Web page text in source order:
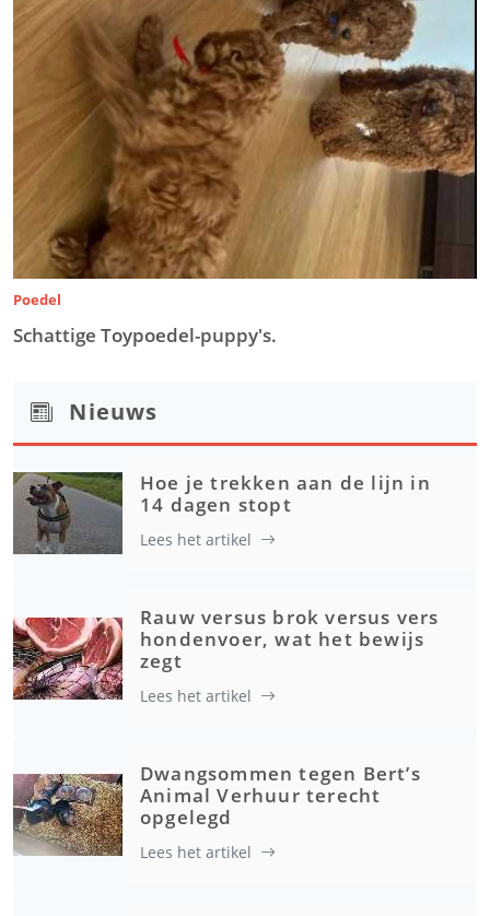
Poedel
Schattige Toypoedel-puppy's.
Nieuws
Hoe je trekken aan de lijn in
14 dagen stopt
Lees het artikel
Rauw versus brok versus vers
hondenvoer, wat het bewijs
zegt
Lees het artikel
Dwangsommen tegen Bert’s
Animal Verhuur terecht
opgelegd
Lees het artikel